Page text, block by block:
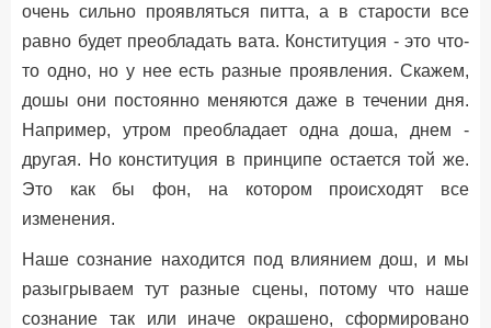
очень сильно проявляться питта, а в старости все
равно будет преобладать вата. Конституция - это что-
то одно, но у нее есть разные проявления. Скажем,
дошы они постоянно меняются даже в течении дня.
Например, утром преобладает одна доша, днем -
другая. Но конституция в принципе остается той же.
Это как бы фон, на котором происходят все
изменения.
Наше сознание находится под влиянием дош, и мы
разыгрываем тут разные сцены, потому что наше
сознание так или иначе окрашено, сформировано